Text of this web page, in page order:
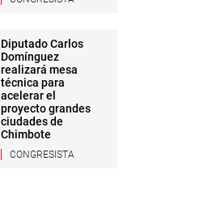
Diputado Carlos
Domínguez
realizará mesa
técnica para
acelerar el
proyecto grandes
ciudades de
Chimbote
CONGRESISTA